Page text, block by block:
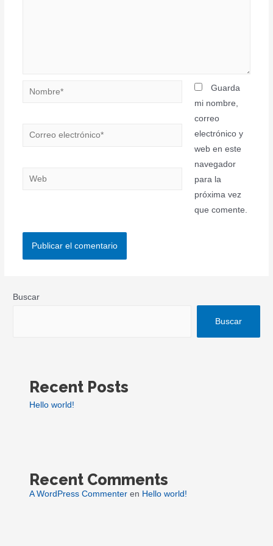
Nombre*
Correo
Web
Guarda
mi nombre,
correo
electrónico y
web en este
navegador
para la
próxima vez
que comente.
Buscar
Buscar
Recent Posts
Hello world!
Recent Comments
A WordPress Commenter en Hello world!